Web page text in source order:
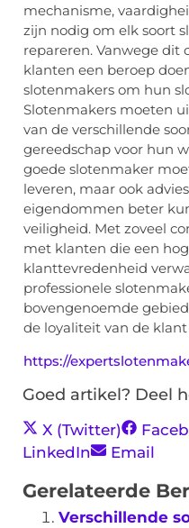
mechanisme,
zijn nodig om elk soort
repareren. Vanwege dit
klanten een beroep
slotenmakers om hun
Slotenmakers moeten
van de verschillende
gereedschap voor hun
goede slotenmaker
leveren, maar ook
eigendommen beter
veiligheid. Met zoveel
met klanten die een
klanttevredenheid
professionele
bovengenoemde
de loyaliteit van de
https://
Goed artikel? Deel
X (Twitter)
LinkedIn
Email
Gerelateerde
Verschillende